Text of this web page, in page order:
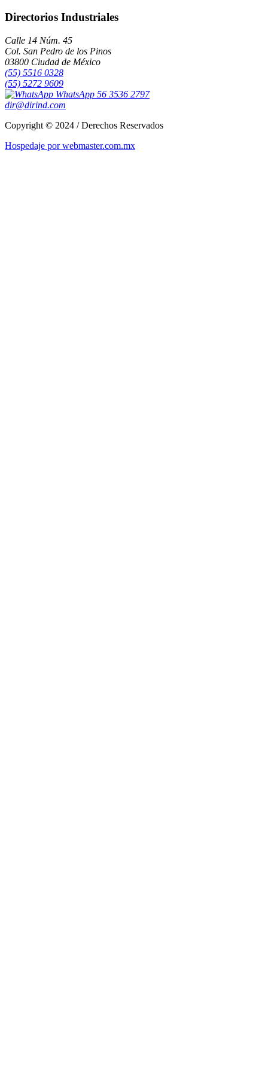
Directorios Industriales
Calle 14 Núm. 45
Col. San Pedro de los Pinos
03800 Ciudad de México
(55) 5516 0328
(55) 5272 9609
WhatsApp 56 3536 2797
dir@dirind.com
Copyright © 2024 / Derechos Reservados
Hospedaje por webmaster.com.mx